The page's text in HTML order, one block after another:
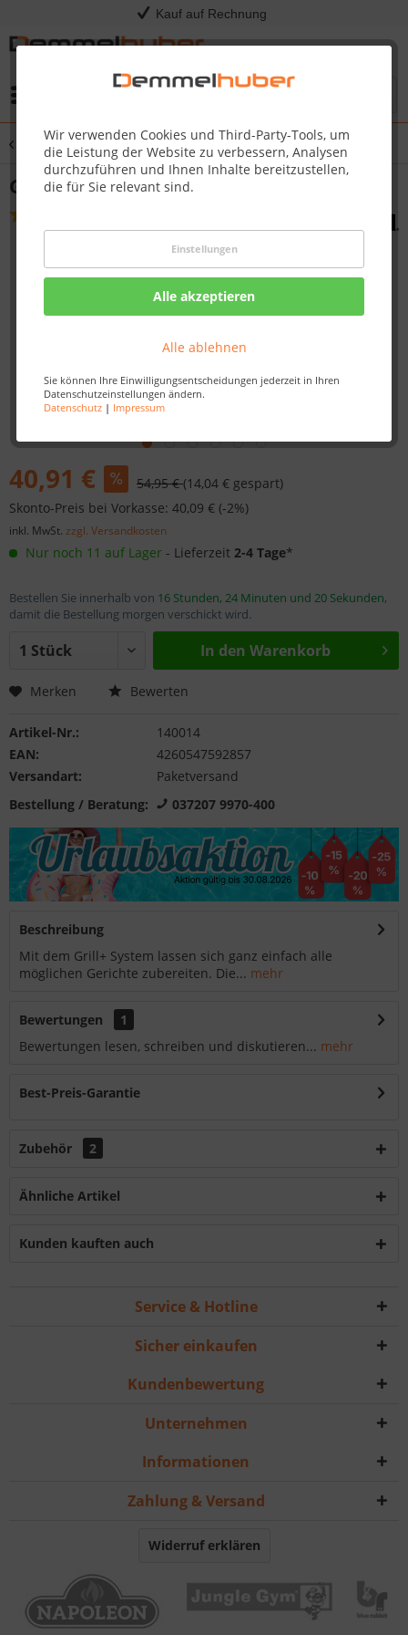
Kauf auf Rechnung
Wir verwenden Cookies und Third-Party-Tools, um
die Leistung der Website zu verbessern, Analysen
durchzuführen und Ihnen Inhalte bereitzustellen,
die für Sie relevant sind.
Einstellungen
Alle akzeptieren
Alle ablehnen
Sie können Ihre Einwilligungsentscheidungen jederzeit in Ihren
Datenschutzeinstellungen ändern.
Datenschutz| Impressum
Übersicht Grillgeschirr & Planchas
Grillschale und Schneidbrett GRILL+®
40,91 € 54,95 €(14,04 € gespart)
Skonto-Preis bei Vorkasse: 40,09 € (-2%)
inkl. MwSt. zzgl. Versandkosten
Nur noch 11 auf Lager - Lieferzeit 2-4 Tage*
Bestellen Sie innerhalb von 16 Stunden, 24 Minuten und 20 Sekunden,
damit die Bestellung morgen verschickt wird.
In den Warenkorb
Merken Bewerten
Artikel-Nr.:
140014
EAN:
4260547592857
Versandart:
Paketversand
Bestellung / Beratung:
037207 9970-400
Beschreibung
Mit dem Grill+ System lassen sich ganz einfach alle
möglichen Gerichte zubereiten. Die... mehr
Bewertungen
1
Bewertungen lesen, schreiben und diskutieren... mehr
Best-Preis-Garantie
Zubehör 2
Ähnliche Artikel
Kunden kauften auch
Service & Hotline
Sicher einkaufen
Kundenbewertung
Unternehmen
Informationen
Zahlung & Versand
Widerruf erklären